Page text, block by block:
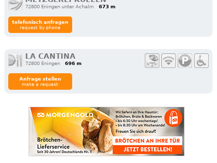
72800 Eningen unter Achalm 673 m
telefonisch anfragen
request by phone
LA CANTINA
72800 Eningen 696 m
Anfrage stellen
make a request